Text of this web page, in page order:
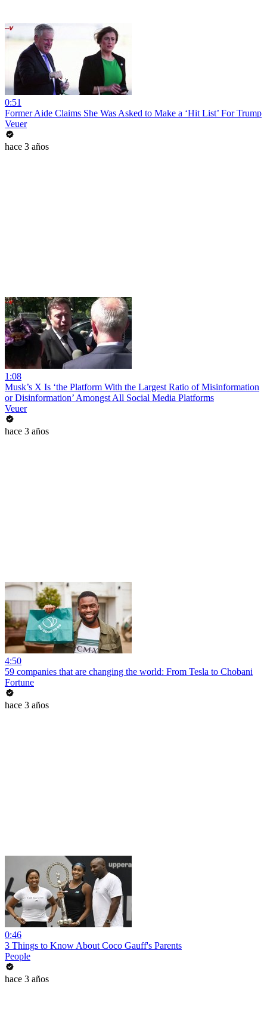
0:51
Former Aide Claims She Was Asked to Make a ‘Hit List’ For Trump
Veuer
hace 3 años
1:08
Musk’s X Is ‘the Platform With the Largest Ratio of Misinformation
or Disinformation’ Amongst All Social Media Platforms
Veuer
hace 3 años
4:50
59 companies that are changing the world: From Tesla to Chobani
Fortune
hace 3 años
0:46
3 Things to Know About Coco Gauff's Parents
People
hace 3 años